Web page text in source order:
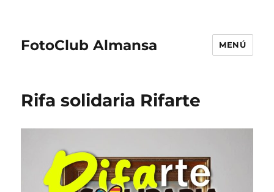
FotoClub Almansa MENÚ
Rifa solidaria Rifarte